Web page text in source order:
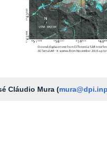
Cláudio Mura (